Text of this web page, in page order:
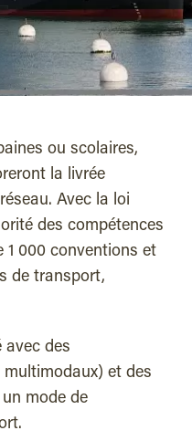
ou scolaires,
la livrée
Avec la loi
des compétences
1 000 conventions et
de transport,
avec des
et des
mode de